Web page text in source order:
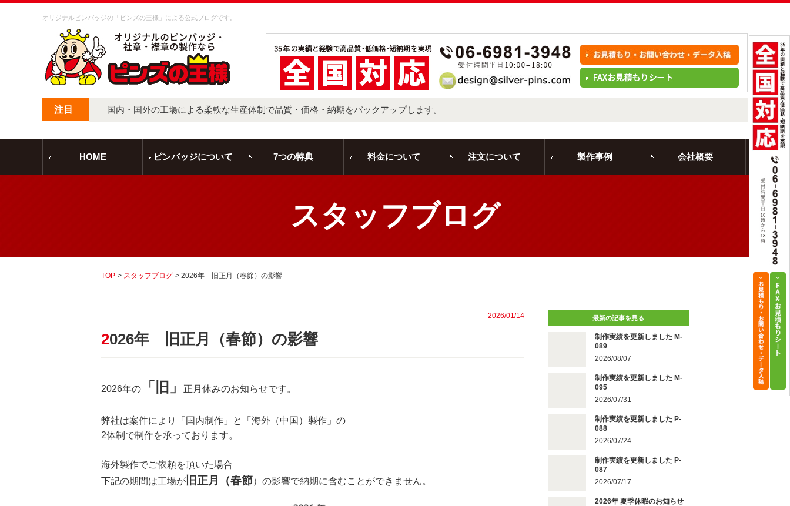
オリジナルピンバッジの「ピンズの王様」による公式ブログです。
注目 国内・国外の工場による柔軟な生産体制で品質・価格・納期をバックアップします。
HOME ピンバッジについて 7つの特典 料金について 注文について 製作事例 会社概要
スタッフブログ
TOP スタッフブログ 2026年 旧正月（春節）の影響
2026/01/14
2026年 旧正月（春節）の影響
2026年の 「旧」 正月休みのお知らせです。
弊社は案件により「国内制作」と「海外（中国）製作」の
2体制で制作を承っております。
海外製作でご依頼を頂いた場合
下記の期間は工場が 旧正月（春節）の影響で納期に含むことができません。
最新の記事を見る
制作実績を更新しました M-
089
2026/08/07
制作実績を更新しました M-
095
2026/07/31
制作実績を更新しました P-
088
2026/07/24
制作実績を更新しました P-
087
2026/07/17
2026年 夏季休暇のお知らせ